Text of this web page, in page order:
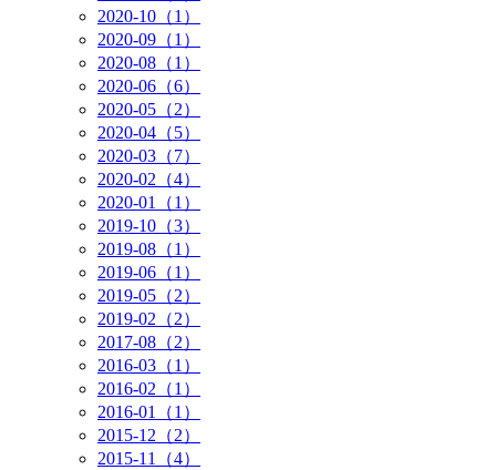
2020-10（1）
2020-09（1）
2020-08（1）
2020-06（6）
2020-05（2）
2020-04（5）
2020-03（7）
2020-02（4）
2020-01（1）
2019-10（3）
2019-08（1）
2019-06（1）
2019-05（2）
2019-02（2）
2017-08（2）
2016-03（1）
2016-02（1）
2016-01（1）
2015-12（2）
2015-11（4）